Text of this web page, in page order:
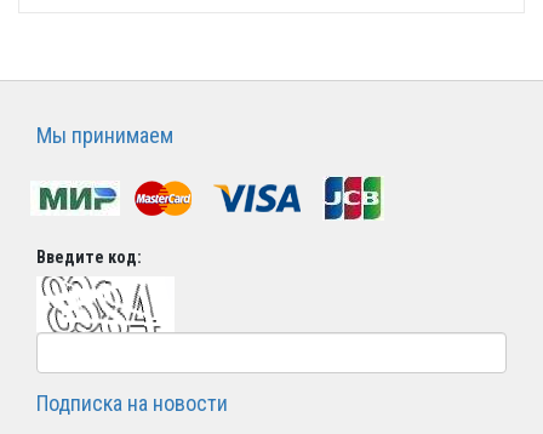
Мы принимаем
Введите код:
Подписка на новости